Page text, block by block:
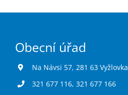
Obecní úřad
Na Návsi 57, 281 63 Vyžlovka
321 677 116, 321 677 166